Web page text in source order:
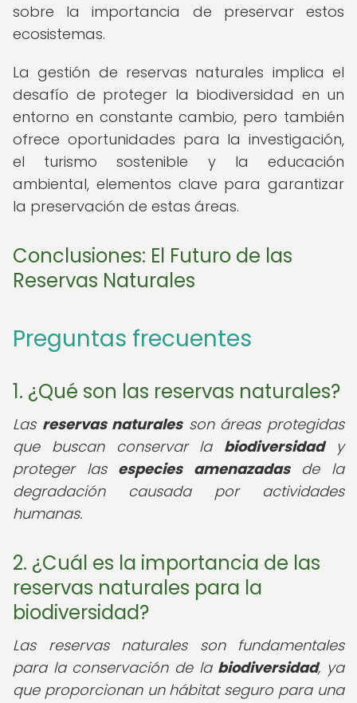
sobre la importancia de preservar estos
ecosistemas.
La gestión de reservas naturales implica el
desafío de proteger la biodiversidad en un
entorno en constante cambio, pero también
ofrece oportunidades para la investigación,
el turismo sostenible y la educación
ambiental, elementos clave para garantizar
la preservación de estas áreas.
Conclusiones: El Futuro de las
Reservas Naturales
Preguntas frecuentes
1. ¿Qué son las reservas naturales?
Las reservas naturalesson áreas protegidas
que buscan conservar la biodiversidady
proteger las especies amenazadasde la
degradación causada por actividades
humanas.
2. ¿Cuál es la importancia de las
reservas naturales para la
biodiversidad?
Las reservas naturales son fundamentales
para la conservación de la biodiversidad, ya
que proporcionan un hábitat seguro para una